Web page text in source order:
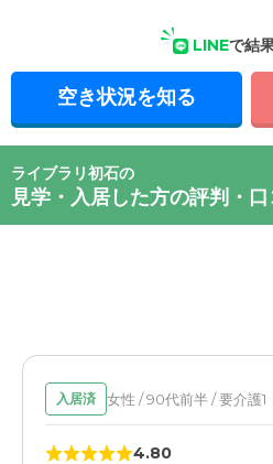
LINEで結
空き状況を知る
ライブラリ初石の
見学・入居した方の評判・口
入居済 女性 / 90代前半 / 要介護1
4.80